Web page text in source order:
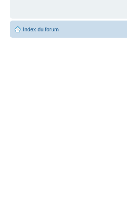
Index du forum